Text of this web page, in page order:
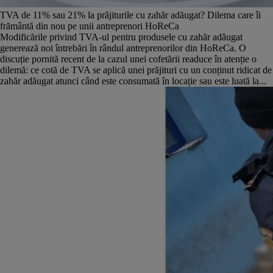
În același timp, lunile în care s-au realizat cele mai puține contactări
pentru proprietățile de închiriere au fost februarie și decembrie (case și
apartamente), aprilie fiind cea mai slabă lună pentru apartamentele de
închiriat.
TVA de 11% sau 21% la prăjiturile cu zahăr adăugat? Dilema care îi
frământă din nou pe unii antreprenori HoReCa
Modificările privind TVA-ul pentru produsele cu zahăr adăugat
generează noi întrebări în rândul antreprenorilor din HoReCa. O
discuție pornită recent de la cazul unei cofetării readuce în atenție o
dilemă: ce cotă de TVA se aplică unei prăjituri cu un conținut ridicat de
zahăr adăugat atunci când este consumată în locație sau este luată la...